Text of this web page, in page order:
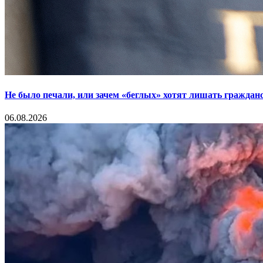
Не было печали, или зачем «беглых» хотят лишать
06.08.2026